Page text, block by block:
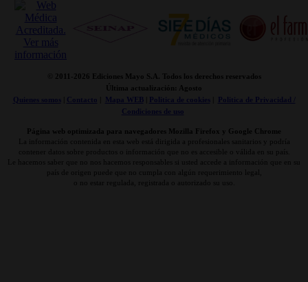
© 2011- 2026 Ediciones Mayo S.A. Todos los derechos reservados
Última actualización: Agosto
Quienes somos| Contacto Mapa WEB| Politica de cookies|
Politica de Privacidad /
Condiciones de uso
Página web optimizada para navegadores Mozilla Firefox y Google Chrome
La información contenida en esta web está dirigida a profesionales sanitarios y podría
contener datos sobre productos o información que no es accesible o válida en su país.
Le hacemos saber que no nos hacemos responsables si usted accede a información que en su
país de origen puede que no cumpla con algún requerimiento legal,
o no estar regulada, registrada o autorizado su uso.